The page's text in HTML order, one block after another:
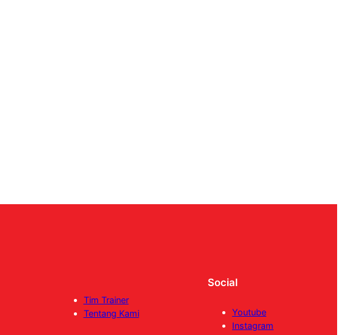
Tim Trainer
Tentang Kami
Social
Youtube
Instagram